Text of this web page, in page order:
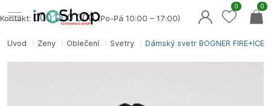
Úvod Ženy Oblečení Svetry Dámský svetr BOGNER FIRE+ICE
Kontakt: 000 000 000(Po-Pá 10:00 – 17:00)
0
0